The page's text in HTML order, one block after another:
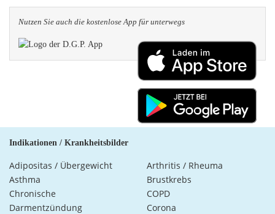
Nutzen Sie auch die kosten­lose App für unterwegs
Indikationen / Krankheitsbilder
Adipositas / Übergewicht
Arthritis / Rheuma
Asthma
Brustkrebs
Chronische
Darmentzündung
COPD
Corona